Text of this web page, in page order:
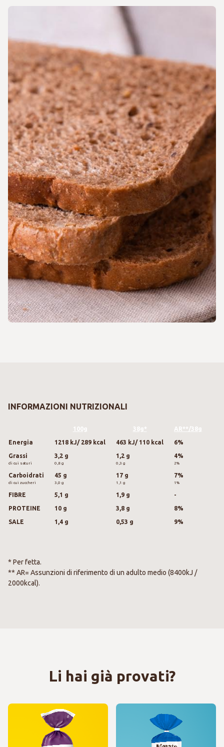
INFORMAZIONI NUTRIZIONALI
100g 38g* AR**/38g
Energia 1218 kJ/ 289 kcal 463 kJ/ 110 kcal 6%
Grassi
di cui saturi
3,2 g
0,8 g
1,2 g
0,3 g
4%
2%
Carboidrati
di cui zuccheri
45 g
3,0 g
17 g
1,1 g
7%
1%
FIBRE 5,1 g 1,9 g -
PROTEINE 10 g 3,8 g 8%
SALE 1,4 g 0,53 g 9%
* Per fetta.
** AR= Assunzioni di riferimento di un adulto medio (8400kJ /
2000kcal).
Li hai già provati?